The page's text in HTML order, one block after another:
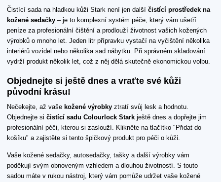
Čistící sada na hladkou kůži Stark není jen další čistící prostředek na
kožené sedačky – je to komplexní systém péče, který vám ušetří
peníze za profesionální čištění a prodlouží životnost vašich kožených
výrobků o mnoho let. Jeden litr přípravku vystačí na vyčištění několika
interiérů vozidel nebo několika sad nábytku. Při správném skladování
vydrží produkt několik let, což z něj dělá skutečně ekonomickou volbu.
Objednejte si ještě dnes a vraťte své kůži
původní krásu!
Nečekejte, až vaše kožené výrobky ztratí svůj lesk a hodnotu.
Objednejte si čistící sadu Colourlock Stark ještě dnes a dopřejte jim
profesionální péči, kterou si zaslouží. Klikněte na tlačítko "Přidat do
košíku" a zajistěte si tento špičkový produkt pro péči o kůži.
Vaše kožené sedačky, autosedačky, tašky a další výrobky vám
poděkují svým obnoveným vzhledem a dlouhou životností. S touto
sadou máte v rukou nástroj, který vám pomůže udržet vaše kožené